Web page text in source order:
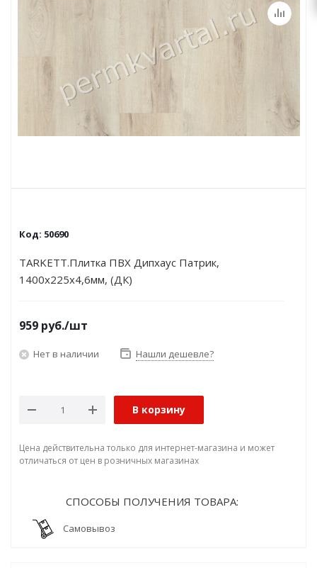
Код: 50690
TARKETT.Плитка ПВХ Дипхаус Патрик,
1400х225х4,6мм, (ДК)
959 руб./шт
Нет в наличии Нашли дешевле?
В корзину
Цена действительна только для интернет-магазина и может
отличаться от цен в розничных магазинах
СПОСОБЫ ПОЛУЧЕНИЯ ТОВАРА:
Самовывоз